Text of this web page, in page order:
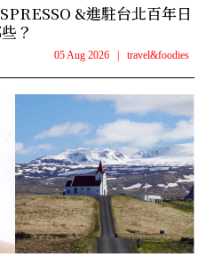
&進駐台北百年日
？
05 Aug 2026 | travel&foodies